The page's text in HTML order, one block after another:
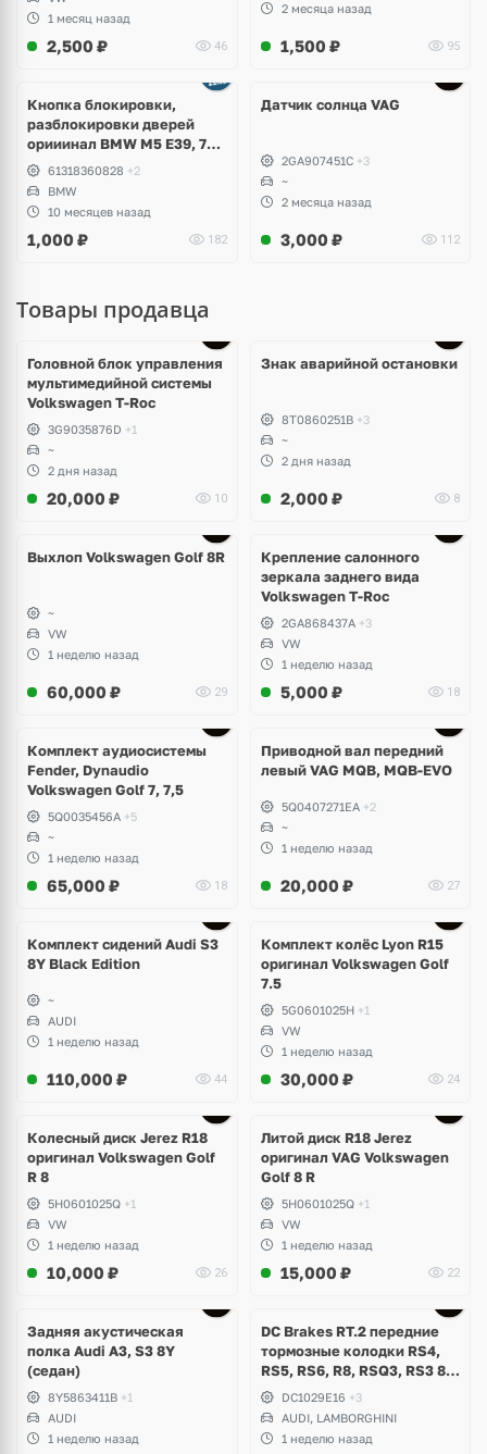
1 месяц назад
2,500 ₽ 46
2 месяца назад
1,500 ₽ 95
Кнопка блокировки,
разблокировки дверей
орииинал BMW M5 E39, 7
E3861318360828 +2
BMW
10 месяцев назад
1,000 ₽ 182
Датчик солнца VAG
2GA907451C +3
~
2 месяца назад
3,000 ₽ 112
Товары продавца
Головной блок управления
мультимедийной системы
Volkswagen T-Roc
3G9035876D +1
~
2 дня назад
20,000 ₽ 10
Знак аварийной остановки
8T0860251B +3
~
2 дня назад
2,000 ₽ 8
Выхлоп Volkswagen Golf 8R
~
VW
1 неделю назад
60,000 ₽ 29
Крепление салонного
зеркала заднего вида
Volkswagen T-Roc
2GA868437A +3
VW
1 неделю назад
5,000 ₽ 18
Комплект аудиосистемы
Fender, Dynaudio
Volkswagen Golf 7, 7,5
5Q0035456A +5
~
1 неделю назад
65,000 ₽ 18
Приводной вал передний
левый VAG MQB, MQB-EVO
5Q0407271EA +2
~
1 неделю назад
20,000 ₽ 27
Комплект сидений Audi S3
8Y Black Edition
~
AUDI
1 неделю назад
110,000 ₽ 44
Комплект колёс Lyon R15
оригинал Volkswagen Golf
7.5
5G0601025H +1
VW
1 неделю назад
30,000 ₽ 24
Колесный диск Jerez R18
оригинал Volkswagen Golf
R 8
5H0601025Q +1
VW
1 неделю назад
10,000 ₽ 26
Литой диск R18 Jerez
оригинал VAG Volkswagen
Golf 8 R
5H0601025Q +1
VW
1 неделю назад
15,000 ₽ 22
Задняя акустическая
полка Audi A3, S3 8Y
(седан)
8Y5863411B +1
AUDI
1 неделю назад
DC Brakes RT.2 передние
тормозные колодки RS4,
RS5, RS6, R8, RSQ3, RS3 8V
(комплект 8 шт)
DC1029E16 +3
AUDI, LAMBORGHINI
1 неделю назад